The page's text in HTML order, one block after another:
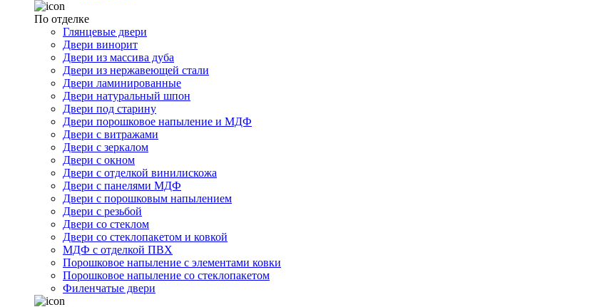
По отделке
Глянцевые двери
Двери винорит
Двери из массива дуба
Двери из нержавеющей стали
Двери ламинированные
Двери натуральный шпон
Двери под старину
Двери порошковое напыление и МДФ
Двери с витражами
Двери с зеркалом
Двери с окном
Двери с отделкой винилискожа
Двери с панелями МДФ
Двери с порошковым напылением
Двери с резьбой
Двери со стеклом
Двери со стеклопакетом и ковкой
МДФ с отделкой ПВХ
Порошковое напыление с элементами ковки
Порошковое напыление со стеклопакетом
Филенчатые двери